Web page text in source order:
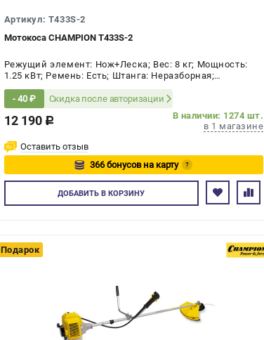
Артикул: T433S-2
Мотокоса CHAMPION T433S-2
Режущий элемент: Нож+Леска; Вес: 8 кг; Мощность:
1.25 кВт; Ремень: Есть; Штанга: Неразборная;
Количество тактов двигателя: 2-х тактный
- 40 ₽
Скидка после авторизации
12 190 c
В наличии: 1274 шт.
в 1 магазине
Оставить отзыв
366 бонусов на карту
?
Авторизуйтесь
ДОБАВИТЬ В КОРЗИНУ
Подарок